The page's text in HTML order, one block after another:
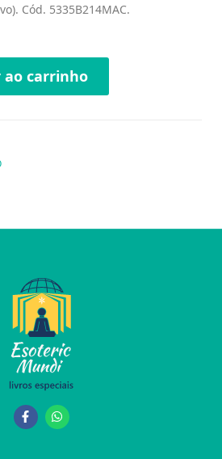
Cód. 5335B214MAC.
ao carrinho